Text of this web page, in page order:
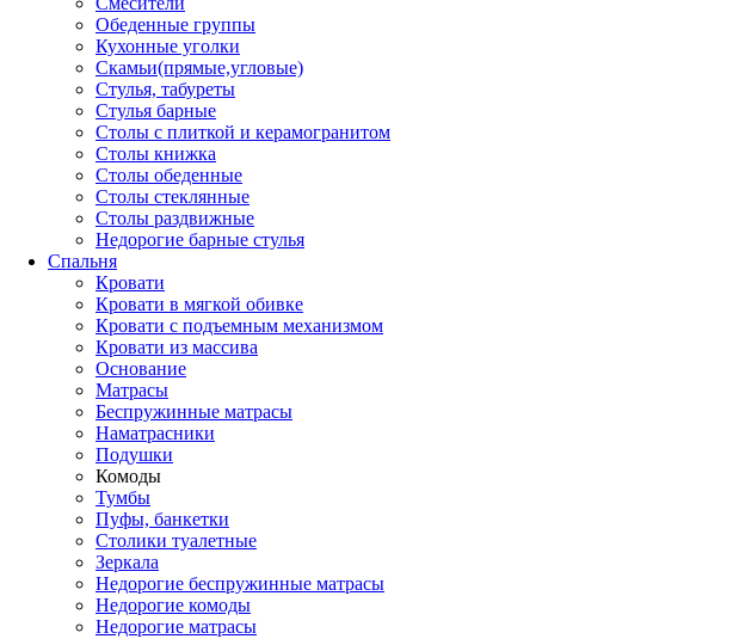
Обеденные группы
Кухонные уголки
Скамьи(прямые,угловые)
Стулья, табуреты
Стулья барные
Столы с плиткой и керамогранитом
Столы книжка
Столы обеденные
Столы стеклянные
Столы раздвижные
Недорогие барные стулья
Спальня
Кровати
Кровати в мягкой обивке
Кровати с подъемным механизмом
Кровати из массива
Основание
Матрасы
Беспружинные матрасы
Наматрасники
Подушки
Комоды
Тумбы
Пуфы, банкетки
Столики туалетные
Зеркала
Недорогие беспружинные матрасы
Недорогие комоды
Недорогие матрасы